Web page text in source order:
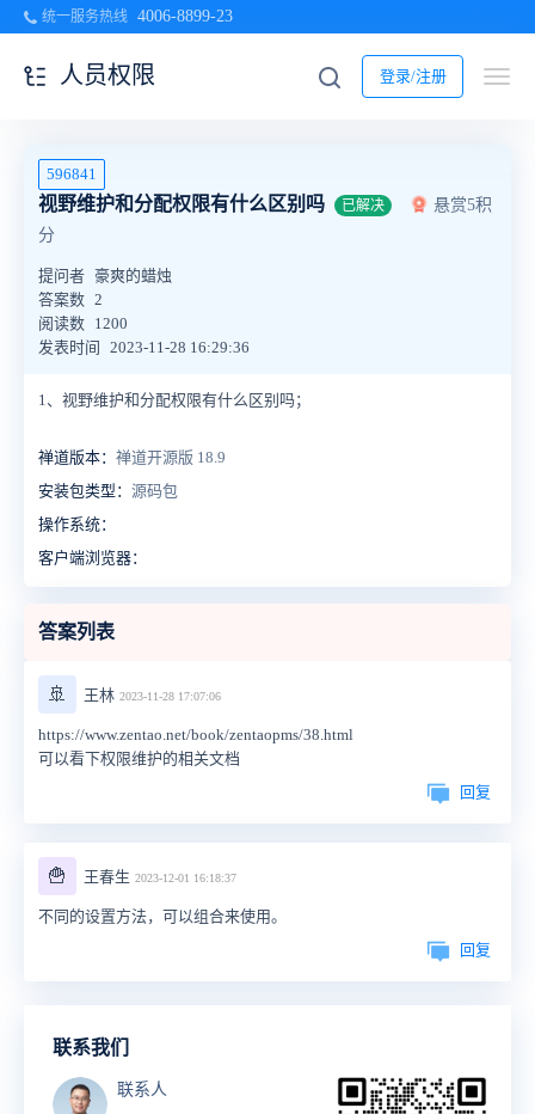
统一服务热线 4006-8899-23
登录/注册
人员权限
596841
视野维护和分配权限有什么区别吗 已解决
悬赏5积
分
提问者 豪爽的蜡烛
答案数 2
阅读数 1200
发表时间
2023-11-28 16:29:36
1、视野维护和分配权限有什么区别吗；
禅道版本： 禅道开源版 18.9
安装包类型： 源码包
操作系统：
客户端浏览器：
答案列表
🚢 王林 2023-11-28 17:07:06
https://www.zentao.net/book/zentaopms/38.html
可以看下权限维护的相关文档
回复
🍟 王春生 2023-12-01 16:18:37
不同的设置方法，可以组合来使用。
回复
联系我们
联系人